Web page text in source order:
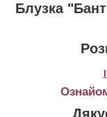
Блузка